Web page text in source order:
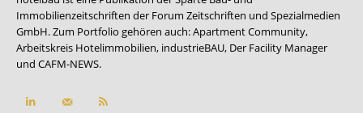
Immobilienzeitschriften der Forum Zeitschriften und Spezialmedien
GmbH. Zum Portfolio gehören auch:Apartment Community,
Arbeitskreis Hotelimmobilien, industrieBAU, Der Facility Manager
und CAFM-NEWS.